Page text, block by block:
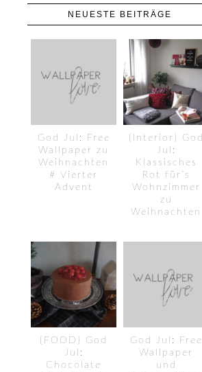
NEUESTE BEITRÄGE
God Jul: Free
Wallpaper zu
Weihnachten
# Vierter
Advent
{Interior} God
Jul:
Klassisches
Rot für’s
Wohnzimmer
zu
Weihnachten
{FOOD} God
Jul:
Chocolate
God Jul: Free
Wallpaper
und